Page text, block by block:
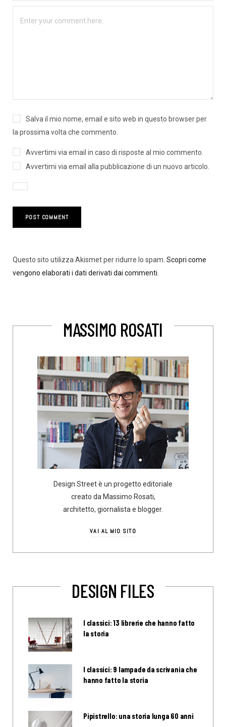
Salva il mio nome, email e sito web in questo browser per
la prossima volta che commento.
Avvertimi via email in caso di risposte al mio commento.
Avvertimi via email alla pubblicazione di un nuovo articolo.
Questo sito utilizza Akismet per ridurre lo spam. Scopri come
vengono elaborati i dati derivati dai commenti
MASSIMO ROSATI
Design Street è un progetto editoriale
creato da Massimo Rosati,
architetto, giornalista e blogger.
VAI AL MIO SITO
DESIGN FILES
I classici: 13 librerie che hanno fatto
la storia
I classici: 9 lampade da scrivania che
hanno fatto la storia
Pipistrello: una storia lunga 60 anni